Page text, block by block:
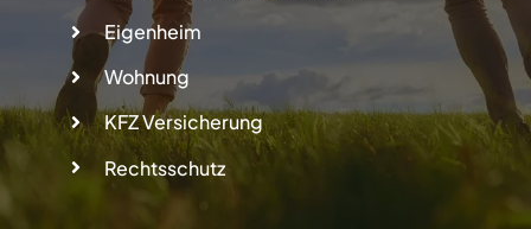
Eigenheim
Wohnung
KFZ Versicherung
Rechtsschutz